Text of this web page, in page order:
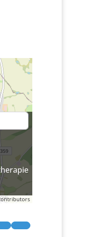
SuchenAdvanced Filters